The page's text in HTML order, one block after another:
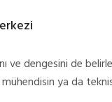
ve dengesini de
ya da